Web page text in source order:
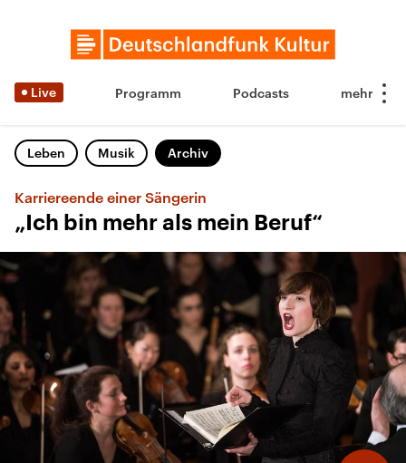
Live Programm Podcasts
Leben Musik Archiv
Karriereende einer Sängerin
„Ich bin mehr als mein Beruf“